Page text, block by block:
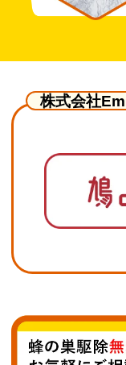
株式会社